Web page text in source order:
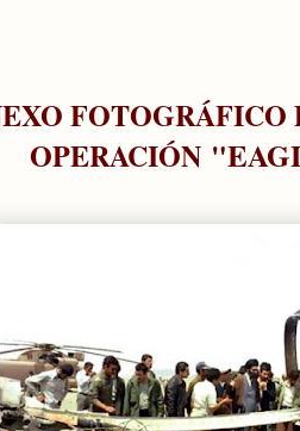
OPERACIÓN